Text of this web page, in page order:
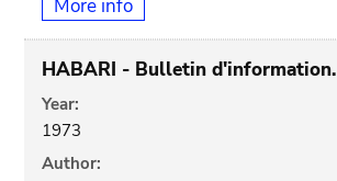
More info
HABARI - Bulletin d'information.
Year:
1973
Author: